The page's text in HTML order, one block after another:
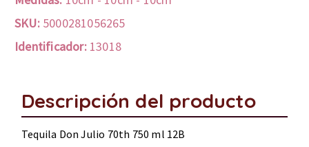
SKU: 5000281056265
Identificador: 13018
Descripción del producto
Tequila Don Julio 70th 750 ml 12B